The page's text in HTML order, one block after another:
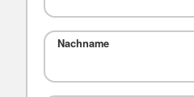
Nachname